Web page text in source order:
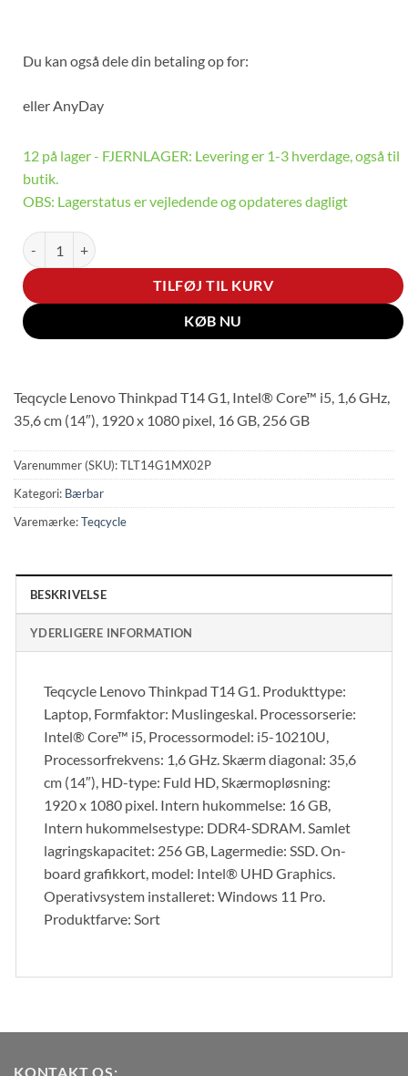
Du kan også dele din betaling op for:
ellerAnyDay
12 på lager - FJERNLAGER: Levering er 1-3 hverdage, også til
butik.
OBS: Lagerstatus er vejledende og opdateres dagligt
Lenovo ThinkPad T14 G1 - 14" | Core i5 | 16GB | 256GB |
TILFØJ TIL KURV
KØB NU
Teqcycle Lenovo Thinkpad T14 G1, Intel® Core™ i5, 1,6 GHz,
35,6 cm (14″), 1920 x 1080 pixel, 16 GB, 256 GB
Varenummer (SKU):TLT14G1MX02P
Kategori: Bærbar
Varemærke:Teqcycle
BESKRIVELSE
YDERLIGERE INFORMATION
Teqcycle Lenovo Thinkpad T14 G1. Produkttype:
Laptop, Formfaktor: Muslingeskal. Processorserie:
Intel® Core™ i5, Processormodel: i5-10210U,
Processorfrekvens: 1,6 GHz. Skærm diagonal: 35,6
cm (14″), HD-type: Fuld HD, Skærmopløsning:
1920 x 1080 pixel. Intern hukommelse: 16 GB,
Intern hukommelsestype: DDR4-SDRAM. Samlet
lagringskapacitet: 256 GB, Lagermedie: SSD. On-
board grafikkort, model: Intel® UHD Graphics.
Operativsystem installeret: Windows 11 Pro.
Produktfarve: Sort
KONTAKT OS: